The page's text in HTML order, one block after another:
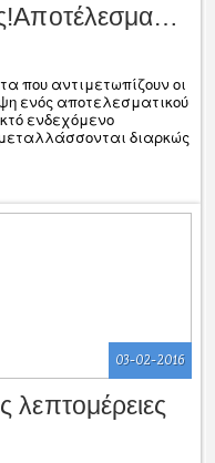
που αντιμετωπίζουν οι
ενός αποτελεσματικού
ενδεχόμενο
διαρκώς
03-02-2016